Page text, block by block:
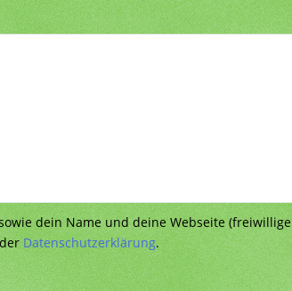
dein Name und deine Webseite (freiwillige
derDatenschutzerklärung.